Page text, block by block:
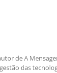
de A
das